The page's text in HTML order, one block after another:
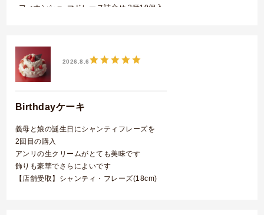
フィナンシェ･マドレーヌ詰合せ 2種19個入
2026.8.6
Birthdayケーキ
義母と娘の誕生日にシャンティフレーズを
2回目の購入
アンリの生クリームがとても美味です
飾りも豪華でさらによいです
【店舗受取】シャンティ・フレーズ(18cm)